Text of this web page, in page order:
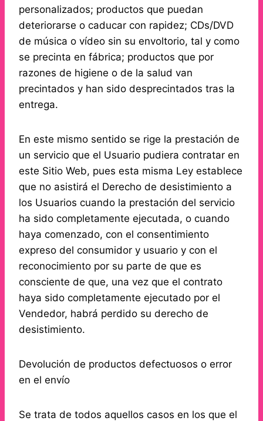
personalizados; productos que puedan
deteriorarse o caducar con rapidez; CDs/DVD
de música o vídeo sin su envoltorio, tal y como
se precinta en fábrica; productos que por
razones de higiene o de la salud van
precintados y han sido desprecintados tras la
entrega.
En este mismo sentido se rige la prestación de
un servicio que el Usuario pudiera contratar en
este Sitio Web, pues esta misma Ley establece
que no asistirá el Derecho de desistimiento a
los Usuarios cuando la prestación del servicio
ha sido completamente ejecutada, o cuando
haya comenzado, con el consentimiento
expreso del consumidor y usuario y con el
reconocimiento por su parte de que es
consciente de que, una vez que el contrato
haya sido completamente ejecutado por el
Vendedor, habrá perdido su derecho de
desistimiento.
Devolución de productos defectuosos o error
en el envío
Se trata de todos aquellos casos en los que el